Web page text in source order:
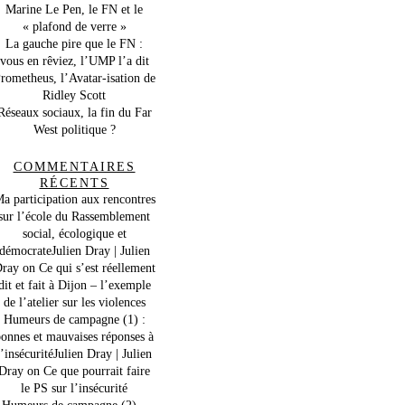
Marine Le Pen, le FN et le
« plafond de verre »
La gauche pire que le FN :
vous en rêviez, l’UMP l’a dit
l’Avatar-isation de
Ridley Scott
sociaux, la fin du Far
West politique ?
COMMENTAIRES
RÉCENTS
participation aux rencontres
l’école du Rassemblement
social, écologique et
démocrateJulien Dray | Julien
on Ce qui s’est réellement
et fait à Dijon – l’exemple
de l’atelier sur les violences
Humeurs de campagne (1) :
et mauvaises réponses à
Dray | Julien
on Ce que pourrait faire
le PS sur l’insécurité